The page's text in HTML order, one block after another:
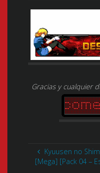
Gracias y cualquier
Kyuusen no
[Mega] [Pack 04 –